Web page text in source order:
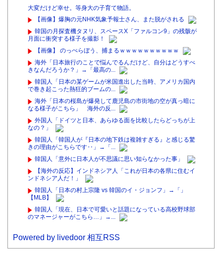
大変だけど幸せ。等身大の子育て物語。
【画像】爆胸の元NHK気象予報士さん、また脱がされる
韓国の月探査機タヌリ、スペースX「ファルコン9」の残骸が
月面に衝突する様子を撮影！
【画像】 のっぺらぼう、捕まるｗｗｗｗｗｗｗｗｗｗ
海外「日本旅行のことで悩んでるんだけど、自分はどうすべ
きなんだろうか？」→「最高の...
韓国人「日本の某ゲームが米国進出した当時、アメリカ国内
で巻き起こった熱狂的ブームの...
海外「日本の桜島が爆発して鹿児島の市街地の空が真っ暗に
なる様子がこちら」 海外の反...
外国人「ドイツと日本、あらゆる面を比較したらどっちが上
なの？」
韓国人「韓国人が『日本の地下鉄は複雑すぎる』と感じる驚
きの理由がこちらです‥」→「...
韓国人「意外に日本人が不思議に思い知らなかった事」
【海外の反応】インドネシア人「これが日本の各県に住むイ
ンドネシア人だ！」
韓国人「日本の村上宗隆 vs 韓国のイ・ジョンフ」→「」
【MLB】
韓国人「現在、日本で可愛いと話題になっている高校野球部
のマネージャーがこちら…」→...
Powered by livedoor 相互RSS